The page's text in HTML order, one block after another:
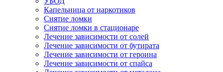
Капельница от наркотиков
Снятие ломки
Снятие ломки в стационаре
Лечение зависимости от солей
Лечение зависимости от бутирата
Лечение зависимости от героина
Лечение зависимости от спайса